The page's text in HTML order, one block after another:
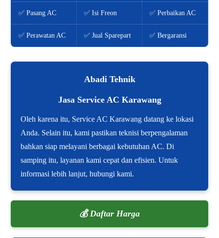
✅ Pasang AC ✅ Isi Freon ✅ Perbaikan AC
✅ Perawatan AC ✅ Jual Sparepart ✅ Bergaransi
Abadi Tehnik
Jasa Service AC Karawang
Oleh karena itu, Service AC Karawang datang ke lokasi
Anda. Selain itu, kami pastikan teknisi berpengalaman
bahkan siap melayani berbagai kebutuhan AC. Di
samping itu, layanan kami cepat dan efisien. Untuk
informasi lebih lanjut, hubungi kami.
💰 Daftar Harga